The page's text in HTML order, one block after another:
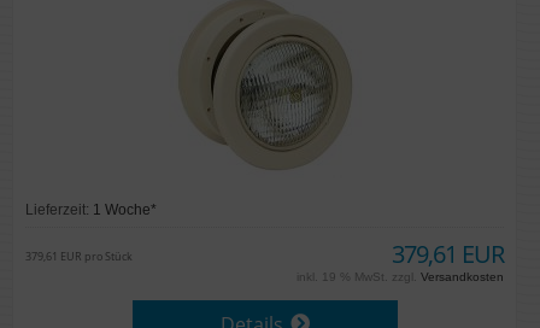
Lieferzeit: 1 Woche*
379,61 EUR
379,61 EUR pro Stück
inkl. 19 % MwSt. zzgl.Versandkosten